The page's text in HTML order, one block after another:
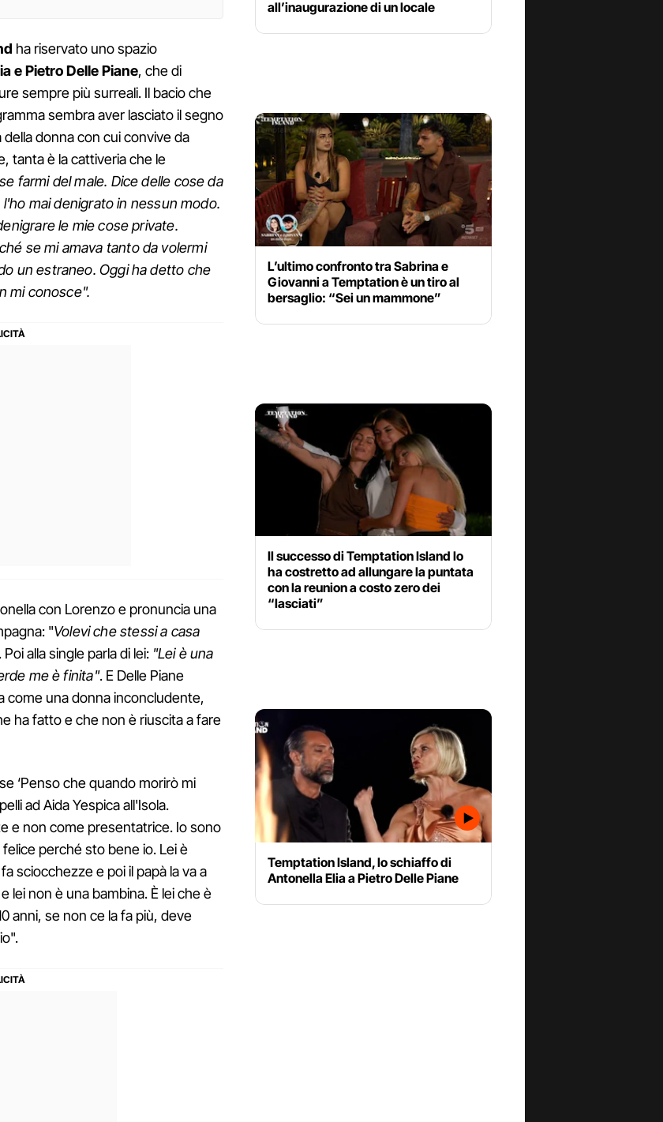
ha riservato uno spazio
e Pietro Delle Piane, che di
sempre più surreali. Il bacio che
sembra aver lasciato il segno
donna con cui convive da
tanta è la cattiveria che le
farmi del male. Dice delle cose da
mai denigrato in nessun modo.
le mie cose private.
se mi amava tanto da volermi
un estraneo. Oggi ha detto che
mi conosce".
con Lorenzo e pronuncia una
"Volevi che stessi a casa
Poi alla single parla di lei: "Lei è una
me è finita". E Delle Piane
come una donna inconcludente,
ha fatto e che non è riuscita a fare
‘Penso che quando morirò mi
ad Aida Yespica all'Isola.
e non come presentatrice. Io sono
perché sto bene io. Lei è
sciocchezze e poi il papà la va a
lei non è una bambina. È lei che è
anni, se non ce la fa più, deve
all’inaugurazione di un locale
L’ultimo confronto tra Sabrina e
Giovanni a Temptation è un tiro al
bersaglio: “Sei un mammone”
Il successo di Temptation Island lo
ha costretto ad allungare la puntata
con la reunion a costo zero dei
“lasciati”
Temptation Island, lo schiaffo di
Antonella Elia a Pietro Delle Piane